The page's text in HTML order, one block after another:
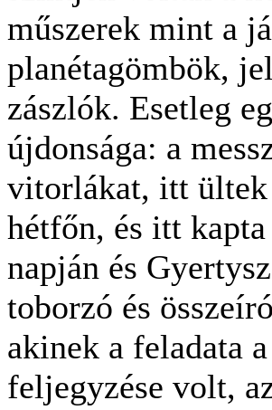
műszerek mint a
planétagömbök,
zászlók. Esetleg
újdonsága: a
vitorlákat, itt ültek
hétfőn, és itt
napján és
toborzó és
akinek a feladata
feljegyzése volt,